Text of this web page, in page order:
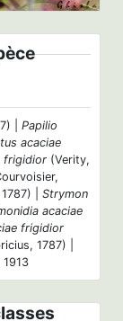
| Papilio
acaciae
frigidior (Verity,
| Strymon
acaciae
frigidior
1787) |